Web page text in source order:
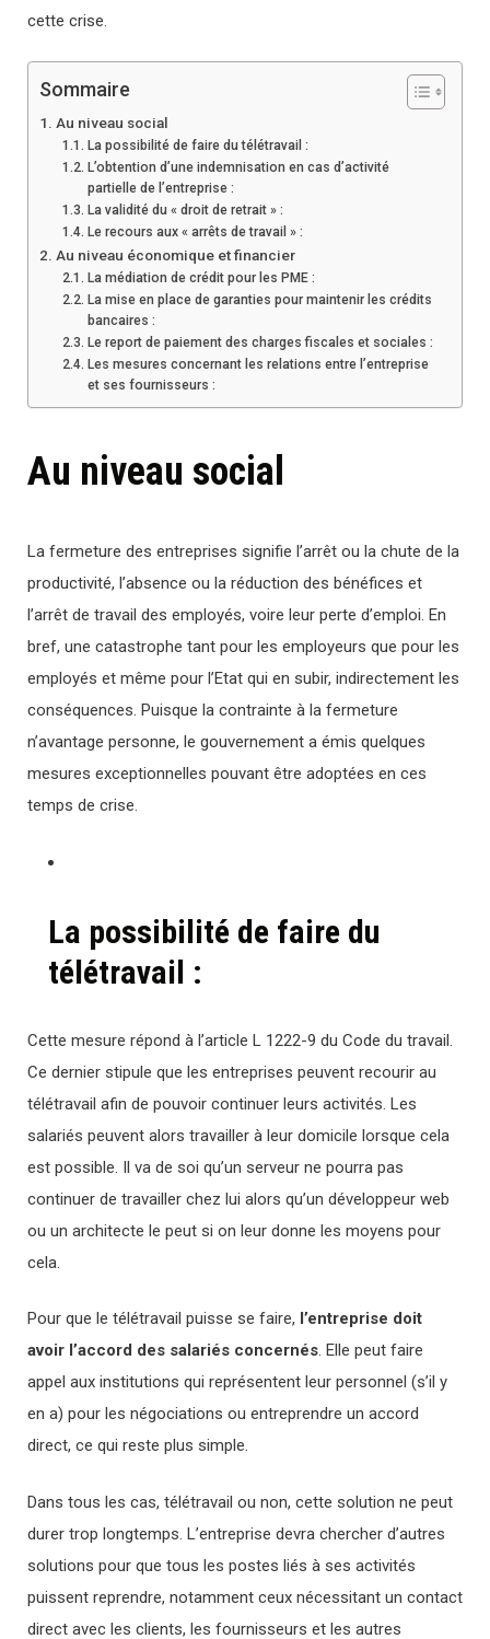
cette crise.
Sommaire
Au niveau social
La possibilité de faire du télétravail :
L’obtention d’une indemnisation en cas d’activité
partielle de l’entreprise :
La validité du « droit de retrait » :
Le recours aux « arrêts de travail » :
Au niveau économique et financier
La médiation de crédit pour les PME :
La mise en place de garanties pour maintenir les crédits
bancaires :
Le report de paiement des charges fiscales et sociales :
Les mesures concernant les relations entre l’entreprise
et ses fournisseurs :
Au niveau social
La fermeture des entreprises signifie l’arrêt ou la chute de la
productivité, l’absence ou la réduction des bénéfices et
l’arrêt de travail des employés, voire leur perte d’emploi. En
bref, une catastrophe tant pour les employeurs que pour les
employés et même pour l’Etat qui en subir, indirectement les
conséquences. Puisque la contrainte à la fermeture
n’avantage personne, le gouvernement a émis quelques
mesures exceptionnelles pouvant être adoptées en ces
temps de crise.
La possibilité de faire du
télétravail :
Cette mesure répond à l’article L 1222-9 du Code du travail.
Ce dernier stipule que les entreprises peuvent recourir au
télétravail afin de pouvoir continuer leurs activités. Les
salariés peuvent alors travailler à leur domicile lorsque cela
est possible. Il va de soi qu’un serveur ne pourra pas
continuer de travailler chez lui alors qu’un développeur web
ou un architecte le peut si on leur donne les moyens pour
cela.
Pour que le télétravail puisse se faire, l’entreprise doit
avoir l’accord des salariés concernés. Elle peut faire
appel aux institutions qui représentent leur personnel (s’il y
en a) pour les négociations ou entreprendre un accord
direct, ce qui reste plus simple.
Dans tous les cas, télétravail ou non, cette solution ne peut
durer trop longtemps. L’entreprise devra chercher d’autres
solutions pour que tous les postes liés à ses activités
puissent reprendre, notamment ceux nécessitant un contact
direct avec les clients, les fournisseurs et les autres